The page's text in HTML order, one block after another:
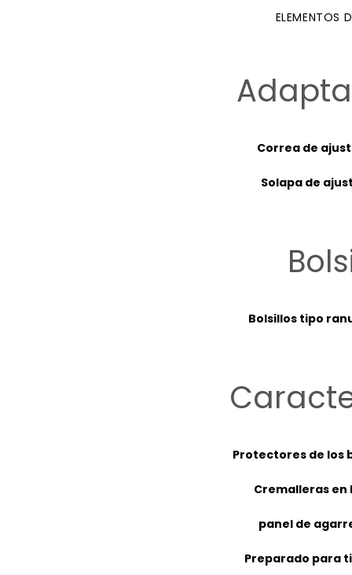
ELEMENTOS
Correa de
Solapa de
Bolsillos tipo
Protectores de los
Cremalleras
panel de
Preparado para